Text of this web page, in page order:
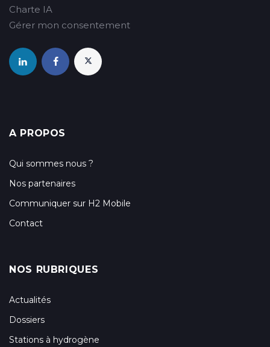
Charte IA
Gérer mon consentement
A PROPOS
Qui sommes nous ?
Nos partenaires
Communiquer sur H2 Mobile
Contact
NOS RUBRIQUES
Actualités
Dossiers
Stations à hydrogène